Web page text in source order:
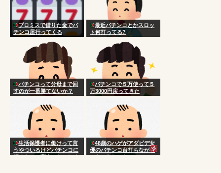
プロミスで借りた金でパ
チンコ屋行ってくる
最近パチンコとかスロッ
ト何打ってる?
パチンコって分母まで回
すのが一番勝てないか？
パチンコで５万使って５
万3000円戻ってきた
生活保護者に働けって言
うやついるけどパチンコに
行くなって言うのおかしく
48歳のハゲがアダビデ女
優のパチンコ台打ちながら
ニヤニヤしてたwww